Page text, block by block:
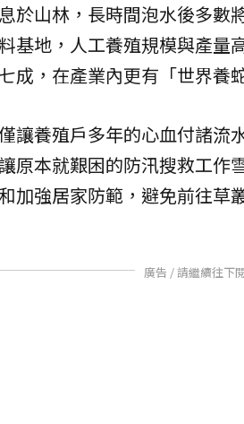
於山林，長時間泡水後多數
基地，人工養殖規模與產量
成，在產業內更有「世界養
讓養殖戶多年的心血付諸流
原本就艱困的防汛搜救工作
加強居家防範，避免前往草
廣告 / 請繼續往下